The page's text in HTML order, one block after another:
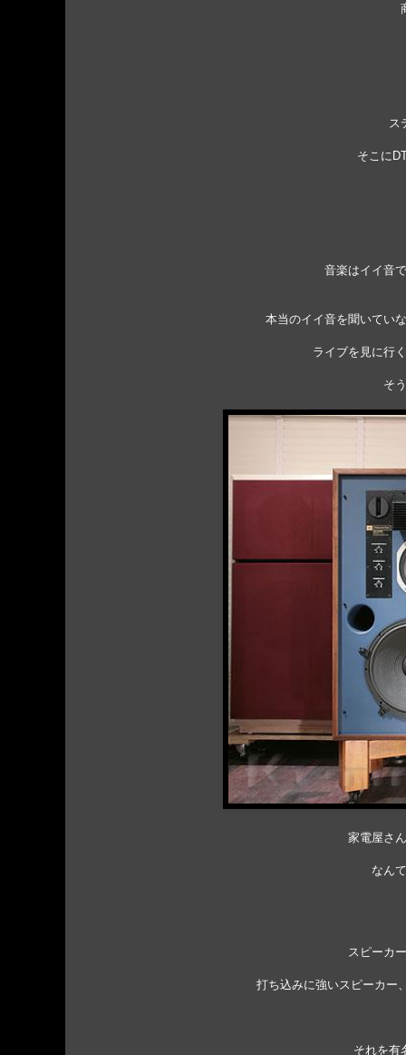
ス
そこに
音楽はイイ音
本当のイイ音を聞いてい
ライブを見に行
そ
家電屋さ
なん
スピーカ
打ち込みに強いスピーカー
それを有